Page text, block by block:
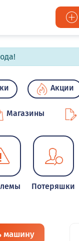
Акции
Магазины
Потеряшки
машину